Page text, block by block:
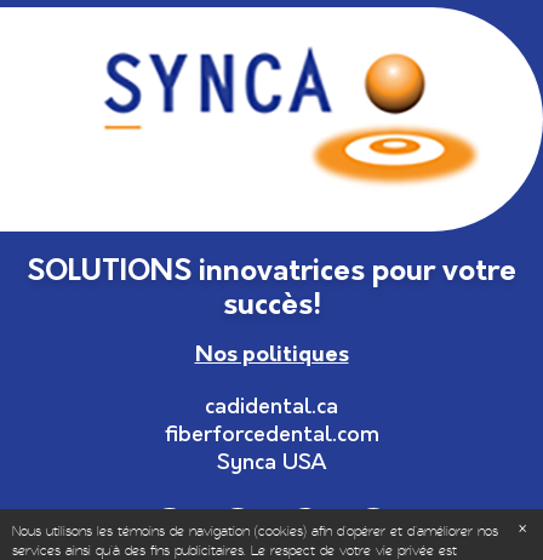
SOLUTIONS innovatrices pour votre
succès!
Nos politiques
cadidental.ca
fiberforcedental.com
Synca USA
Nous utilisons les témoins de navigation (cookies) afin d'opérer et d’améliorer nos
services ainsi qu'à des fins publicitaires. Le respect de votre vie privée est